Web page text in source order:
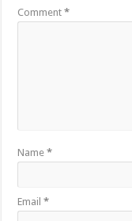
Comment*
Name*
Email*